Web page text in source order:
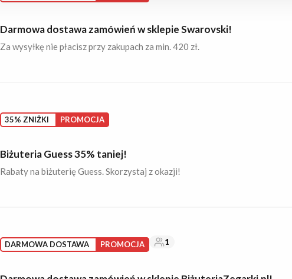
Darmowa dostawa zamówień w sklepie Swarovski!
Za wysyłkę nie płacisz przy zakupach za min. 420 zł.
35% ZNIŻKI PROMOCJA
Biżuteria Guess 35% taniej!
Rabaty na biżuterię Guess. Skorzystaj z okazji!
DARMOWA DOSTAWA PROMOCJA 1